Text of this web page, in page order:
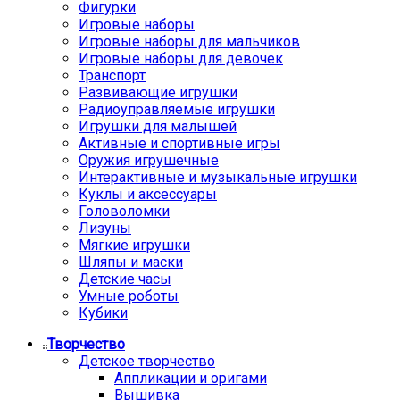
Фигурки
Игровые наборы
Игровые наборы для мальчиков
Игровые наборы для девочек
Транспорт
Развивающие игрушки
Радиоуправляемые игрушки
Игрушки для малышей
Активные и спортивные игры
Оружия игрушечные
Интерактивные и музыкальные игрушки
Куклы и аксессуары
Головоломки
Лизуны
Мягкие игрушки
Шляпы и маски
Детские часы
Умные роботы
Кубики
Творчество
Детское творчество
Аппликации и оригами
Вышивка